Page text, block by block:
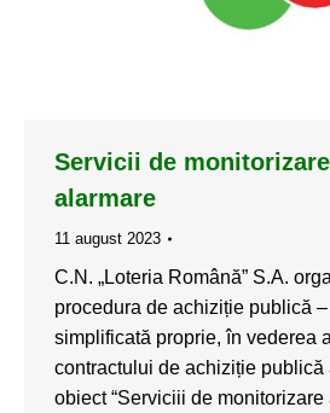
Servicii de
alarmare
11 august 2023
C.N. „Loteria Română” S.A.
procedura de achiziție publică
simplificată proprie, în vederea
contractului de achiziție publică
obiect “Serviciii de